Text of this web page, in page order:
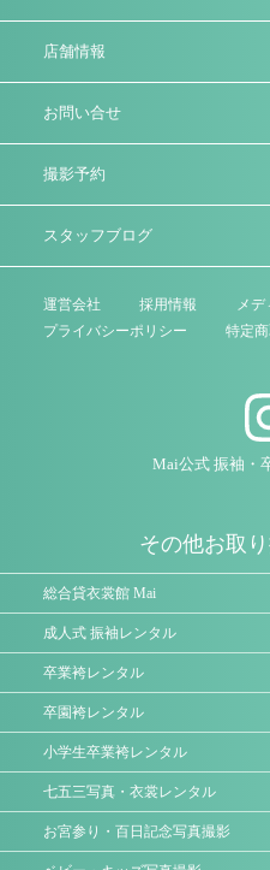
店舗情報
お問い合せ
撮影予約
スタッフブログ
運営会社 採⽤情報
メ
プライバシーポリシー
特定
Mai公式 振袖・
その他お取
総合貸衣裳館 Mai
成人式 振袖レンタル
卒業袴レンタル
卒園袴レンタル
小学生卒業袴レンタル
七五三写真・衣裳レンタル
お宮参り・百日記念写真撮影